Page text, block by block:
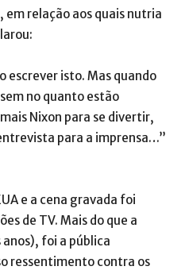
relação aos quais nutria
escrever isto. Mas quando
no quanto estão
Nixon para se divertir,
para a imprensa…”
e a cena gravada foi
de TV. Mais do que a
foi a pública
ressentimento contra os